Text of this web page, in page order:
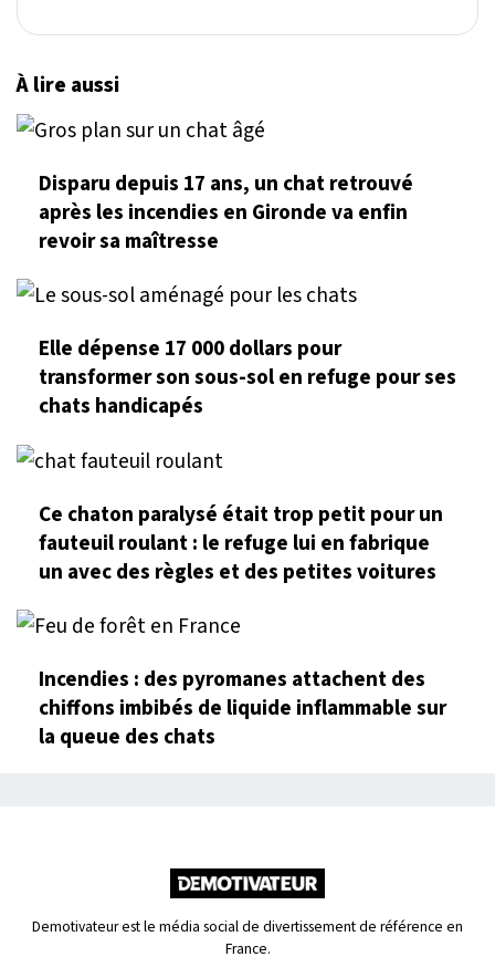
À lire aussi
Disparu depuis 17 ans, un chat retrouvé
après les incendies en Gironde va enfin
revoir sa maîtresse
Elle dépense 17 000 dollars pour
transformer son sous-sol en refuge pour ses
chats handicapés
Ce chaton paralysé était trop petit pour un
fauteuil roulant : le refuge lui en fabrique
un avec des règles et des petites voitures
Incendies : des pyromanes attachent des
chiffons imbibés de liquide inflammable sur
la queue des chats
Demotivateur est le média social de divertissement de référence en
France.